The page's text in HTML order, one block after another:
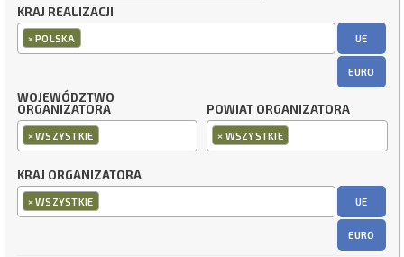
KRAJ REALIZACJI
×POLSKA UE
EURO
WOJEWÓDZTWO
ORGANIZATORA
×WSZYSTKIE
POWIAT ORGANIZATORA
× WSZYSTKIE
KRAJ ORGANIZATORA
×WSZYSTKIE UE
EURO